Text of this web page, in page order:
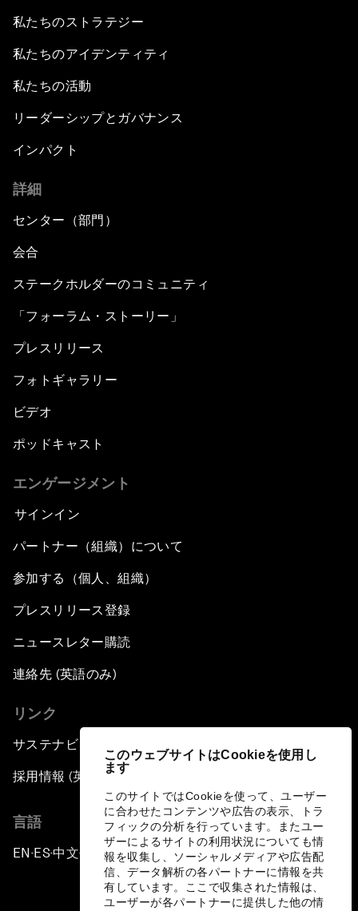
このウェブサイトはCookieを使用し
ます
このサイトではCookieを使って、ユーザー
に合わせたコンテンツや広告の表示、トラ
フィックの分析を行っています。またユー
ザーによるサイトの利用状況についても情
報を収集し、ソーシャルメディアや広告配
信、データ解析の各パートナーに情報を共
有しています。ここで収集された情報は、
ユーザーが各パートナーに提供した他の情
私たちのストラテジー
私たちのアイデンティティ
私たちの活動
リーダーシップとガバナンス
インパクト
詳細
センター（部門）
会合
ステークホルダーのコミュニティ
「フォーラム・ストーリー」
プレスリリース
フォトギャラリー
ビデオ
ポッドキャスト
エンゲージメント
サインイン
パートナー（組織）について
参加する（個人、組織）
プレスリリース登録
ニュースレター購読
連絡先 (英語のみ)
リンク
サステナビリティへの取り組み
採用情報 (英語のみ)
言語
EN ▪ES▪中文▪ 日本語